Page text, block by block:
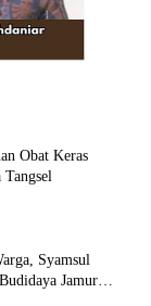
Obat Keras
Syamsul
Jamur